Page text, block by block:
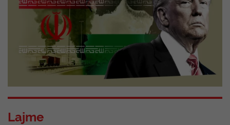
Lajme